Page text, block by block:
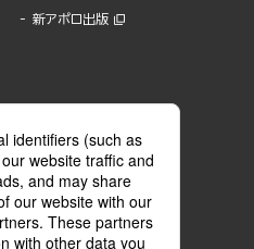
新アポロ出版